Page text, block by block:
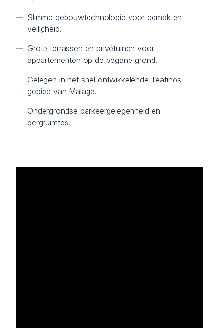
— Slimme gebouwtechnologie voor gemak en
veiligheid.
— Grote terrassen en privétuinen voor
appartementen op de begane grond.
— Gelegen in het snel ontwikkelende Teatinos-
gebied van Malaga.
— Ondergrondse parkeergelegenheid en
bergruimtes.